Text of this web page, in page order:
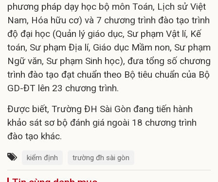
phương pháp dạy học bộ môn Toán, Lịch sử Việt
Nam, Hóa hữu cơ) và 7 chương trình đào tạo trình
độ đại học (Quản lý giáo dục, Sư phạm Vật lí, Kế
toán, Sư phạm Địa lí, Giáo dục Mầm non, Sư phạm
Ngữ văn, Sư phạm Sinh học), đưa tổng số chương
trình đào tạo đạt chuẩn theo Bộ tiêu chuẩn của Bộ
GD-ĐT lên 23 chương trình.
Được biết, Trường ĐH Sài Gòn đang tiến hành
khảo sát sơ bộ đánh giá ngoài 18 chương trình
đào tạo khác.
kiểm định trường đh sài gòn